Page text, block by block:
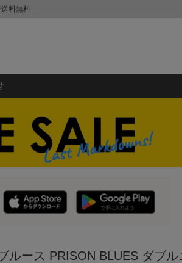
料無料
ルース PRISON BLUES ダブ